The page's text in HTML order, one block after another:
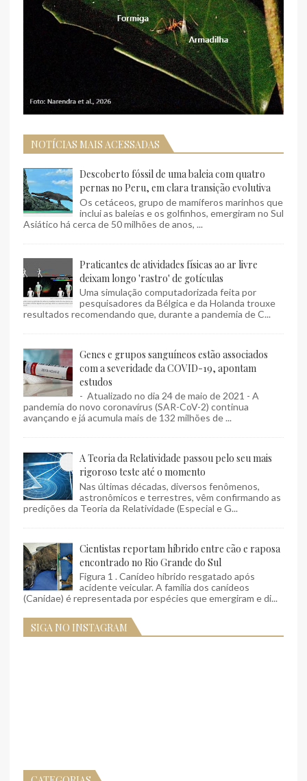
NOTÍCIAS MAIS ACESSADAS
Descoberto fóssil de uma baleia com quatro
pernas no Peru, em clara transição evolutiva
Os cetáceos, grupo de mamíferos marinhos que
inclui as baleias e os golfinhos, emergiram no Sul
Asiático há cerca de 50 milhões de anos, ...
Praticantes de atividades físicas ao ar livre
deixam longo 'rastro' de gotículas
Uma simulação computadorizada feita por
pesquisadores da Bélgica e da Holanda trouxe
resultados recomendando que, durante a pandemia de C...
Genes e grupos sanguíneos estão associados
com a severidade da COVID-19, apontam
estudos
- Atualizado no dia 24 de maio de 2021 - A
pandemia do novo coronavírus (SAR-CoV-2) continua
avançando e já acumula mais de 132 milhões de ...
A Teoria da Relatividade passou pelo seu mais
rigoroso teste até o momento
Nas últimas décadas, diversos fenômenos,
astronômicos e terrestres, vêm confirmando as
predições da Teoria da Relatividade (Especial e G...
Cientistas reportam híbrido entre cão e raposa
encontrado no Rio Grande do Sul
Figura 1 . Canídeo híbrido resgatado após
acidente veicular. A família dos canídeos
(Canidae) é representada por espécies que emergiram e di...
SIGA NO INSTAGRAM